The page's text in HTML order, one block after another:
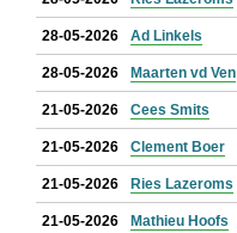
28-05-2026 Ad Linkels
28-05-2026 Maarten vd Ven
21-05-2026 Cees Smits
21-05-2026 Clement Boer
21-05-2026 Ries Lazeroms
21-05-2026 Mathieu Hoofs